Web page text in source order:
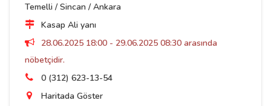
Temelli / Sincan / Ankara
Kasap Ali yanı
28.06.2025 18:00 - 29.06.2025 08:30 arasında
nöbetçidir.
0 (312) 623-13-54
Haritada Göster